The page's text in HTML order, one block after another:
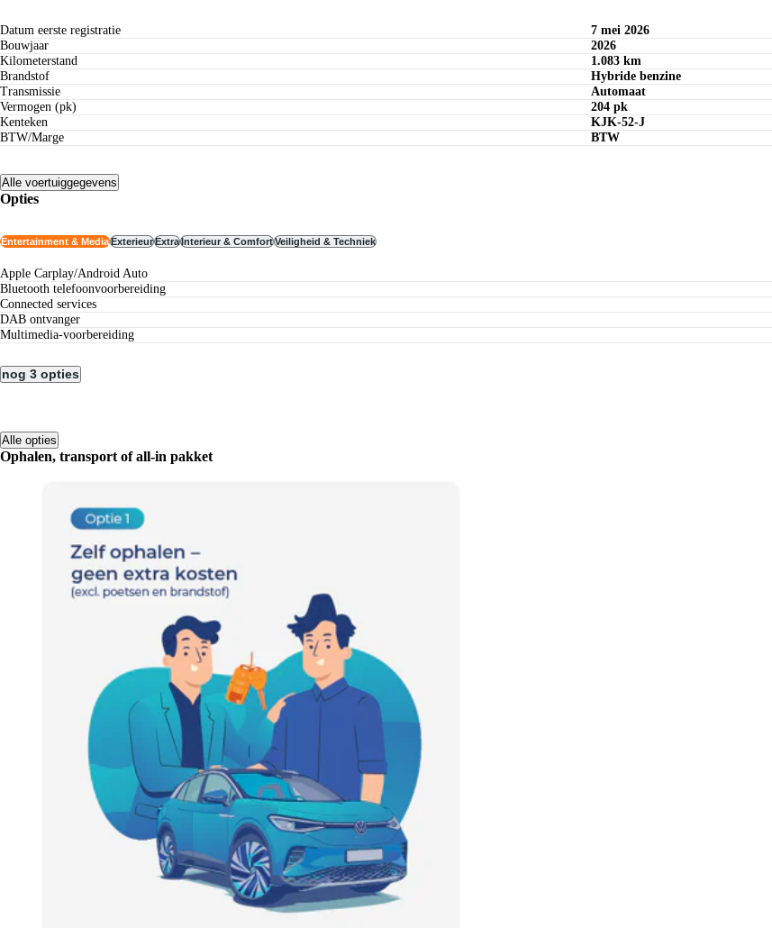
Datum eerste registratie
7 mei 2026
Bouwjaar
2026
Kilometerstand
1.083 km
Brandstof
Hybride benzine
Transmissie
Automaat
Vermogen (pk)
204 pk
Kenteken
KJK-52-J
BTW/Marge
BTW
Alle voertuiggegevens
Opties
Entertainment & MediaExterieurExtraInterieur & ComfortVeiligheid & Techniek
Apple Carplay/Android Auto
Bluetooth telefoonvoorbereiding
connected services
DAB ontvanger
multimedia-voorbereiding
nog 3 opties
Alle opties
Ophalen, transport of all-in pakket